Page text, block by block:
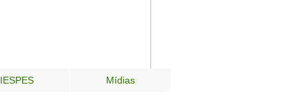
IESPES Mídias